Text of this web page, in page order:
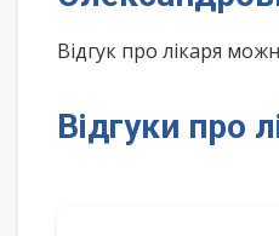
Відгук про лікаря
Відгуки про